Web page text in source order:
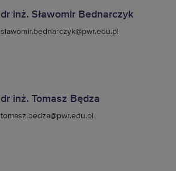
dr inż. Sławomir Bednarczyk
slawomir.bednarczyk@pwr.edu.pl
dr inż. Tomasz Będza
tomasz.bedza@pwr.edu.pl